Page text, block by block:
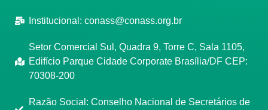
Institucional: conass@conass.org.br
Setor Comercial Sul, Quadra 9, Torre C, Sala 1105,
Edifício Parque Cidade Corporate Brasília/DF CEP:
70308-200
Razão Social: Conselho Nacional de Secretários de